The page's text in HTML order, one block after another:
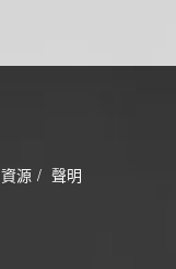
資源 聲明